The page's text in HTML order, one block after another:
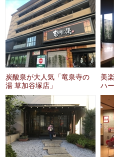
炭酸泉が大人気「竜泉寺の
湯 草加谷塚店」
美
ハ